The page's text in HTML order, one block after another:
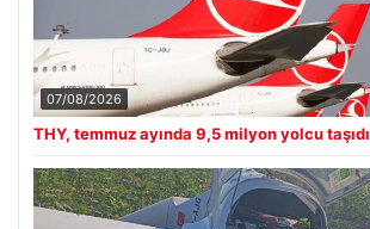
07/08/2026
THY, temmuz ayında 9,5 milyon yolcu taşıdı